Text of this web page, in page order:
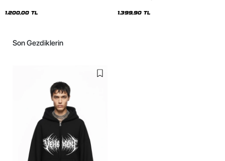
1.200,00 TL 1.399,90 TL
Son Gezdiklerin